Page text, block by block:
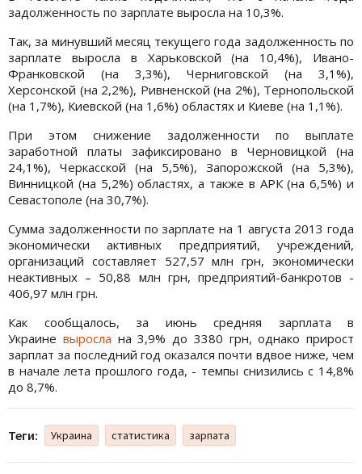
задолженность по зарплате выросла на 10,3%.
Так, за минувший месяц текущего года задолженность по
зарплате выросла в Харьковской (на 10,4%), Ивано-
Франковской (на 3,3%), Черниговской (на 3,1%),
Херсонской (на 2,2%), Ривненской (на 2%), Тернопольской
(на 1,7%), Киевской (на 1,6%) областях и Киеве (на 1,1%).
При этом снижение задолженности по выплате
заработной платы зафиксировано в Черновицкой (на
24,1%), Черкасской (на 5,5%), Запорожской (на 5,3%),
Винницкой (на 5,2%) областях, а также в АРК (на 6,5%) и
Севастополе (на 30,7%).
Сумма задолженности по зарплате на 1 августа 2013 года
экономически активных предприятий, учреждений,
организаций составляет 527,57 млн грн, экономически
неактивных – 50,88 млн грн, предприятий-банкротов -
406,97 млн грн.
Как сообщалось, за июнь средняя зарплата в
Украине выросла на 3,9% до 3380 грн, однако прирост
зарплат за последний год оказался почти вдвое ниже, чем
в начале лета прошлого года, - темпы снизились с 14,8%
до 8,7%.
Теги: Украина статистика зарпата